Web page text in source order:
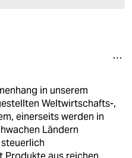
in unserem
Weltwirtschafts-,
einerseits werden in
Ländern